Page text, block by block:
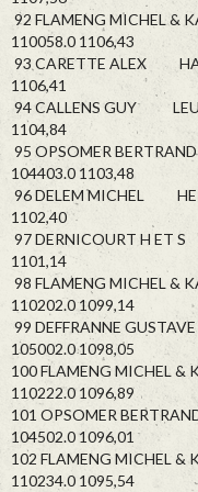
92 FLAMENG MICHEL
110058.0 1106,43
93 CARETTE ALEX
1106,41
94 CALLENS GUY
1104,84
95 OPSOMER
104403.0 1103,48
96 DELEM MICHEL
1102,40
97 DERNICOURT H ET
1101,14
98 FLAMENG MICHEL
110202.0 1099,14
99 DEFFRANNE
105002.0 1098,05
100 FLAMENG MICHEL
110222.0 1096,89
101 OPSOMER
104502.0 1096,01
102 FLAMENG MICHEL
110234.0 1095,54